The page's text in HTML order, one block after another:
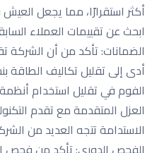
أكثر استقرارًا، مما يجعل
ابحث عن تقييمات العملاء
الاستدامة تتجه العديد من